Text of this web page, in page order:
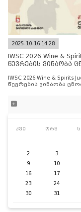
2025-10-16 14:28
IWSC 2026 Wine &
წევრების ვინაობა
IWSC 2026 Wine &
წევრების ვინაობა
კვი ორშ
2
3
9
10
16
17
23
24
30
31